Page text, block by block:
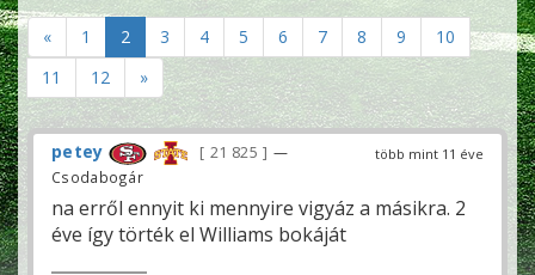
« 1 2 3 4 5 6 7 8 9
10
11
12 »
több mint 11 éve
petey 21 825
—
Csodabogár
na erről ennyit ki mennyire vigyáz a másikra. 2
éve így törték el Williams bokáját